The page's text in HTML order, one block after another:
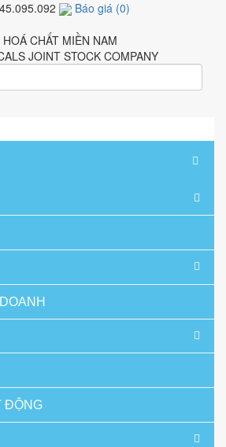
Báo giá (0)
CHẤT MIỀN NAM
JOINT STOCK COMPANY
ĐỘNG